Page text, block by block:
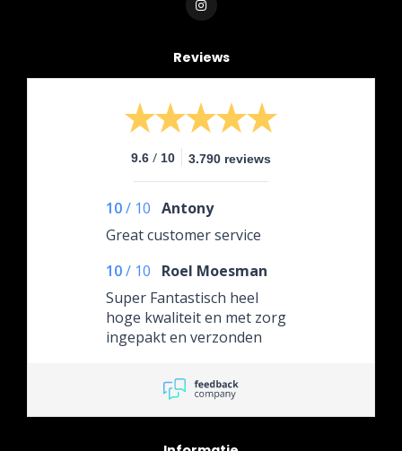
Reviews
9.6 / 10 3.790 reviews
10/ 10 Antony
Great customer service
10/ 10
Roel Moesman
Super Fantastisch heel
hoge kwaliteit en met zorg
ingepakt en verzonden